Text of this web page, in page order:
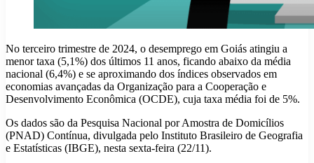
No terceiro trimestre de 2024, o desemprego em Goiás atingiu a
menor taxa (5,1%) dos últimos 11 anos, ficando abaixo da média
nacional (6,4%) e se aproximando dos índices observados em
economias avançadas da Organização para a Cooperação e
Desenvolvimento Econômica (OCDE), cuja taxa média foi de 5%.
Os dados são da Pesquisa Nacional por Amostra de Domicílios
(PNAD) Contínua, divulgada pelo Instituto Brasileiro de Geografia
e Estatísticas (IBGE), nesta sexta-feira (22/11).